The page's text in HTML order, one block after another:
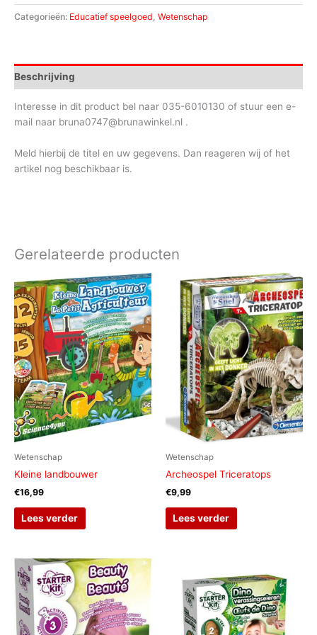
Categorieën: Educatief speelgoed, Wetenschap
Beschrijving
Interesse in dit product bel naar 035-6010130 of stuur een e-
mail naar bruna0747@brunawinkel.nl .
Meld hierbij de titel en uw gegevens. Dan reageren wij of het
artikel nog beschikbaar is.
Gerelateerde producten
Wetenschap
Kleine landbouwer
€16,99
Lees verder
Wetenschap
Archeospel Triceratops
€9,99
Lees verder